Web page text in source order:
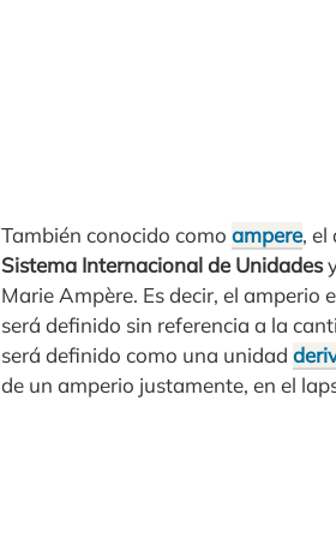
También conocido como ampere, el
Sistema Internacional de Unidades
Marie Ampère. Es decir, el amperio
será definido sin referencia a la
será definido como una unidad
de un amperio justamente, en el